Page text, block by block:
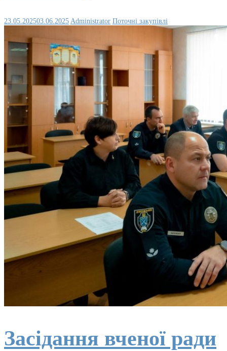
23.05.202503.06.2025 Administrator Поточні закупівлі
Засідання вченої ради